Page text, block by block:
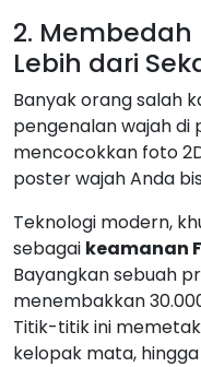
2. Membedah
Lebih dari
Banyak orang salah
pengenalan wajah di
mencocokkan foto
poster wajah Anda
Teknologi modern,
sebagai keamanan
Bayangkan sebuah
menembakkan
Titik-titik ini
kelopak mata,